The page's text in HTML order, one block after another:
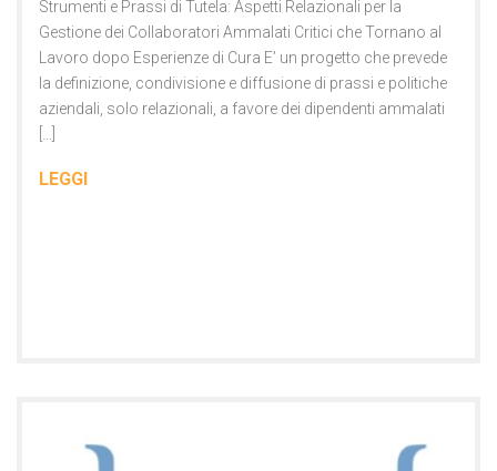
Strumenti e Prassi di Tutela: Aspetti Relazionali per la
Gestione dei Collaboratori Ammalati Critici che Tornano al
Lavoro dopo Esperienze di Cura E’ un progetto che prevede
la definizione, condivisione e diffusione di prassi e politiche
aziendali, solo relazionali, a favore dei dipendenti ammalati
LEGGI